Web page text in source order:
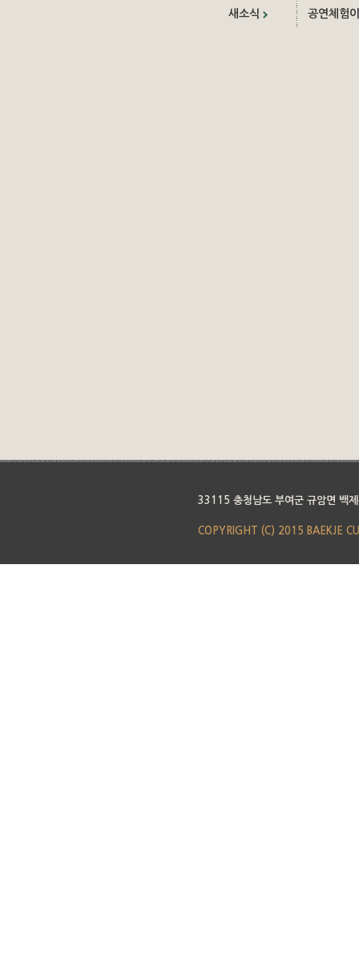
새소식 공연체험
33115 충청남도 부여군 규암면 백
COPYRIGHT (C) 2015 BAEKJE